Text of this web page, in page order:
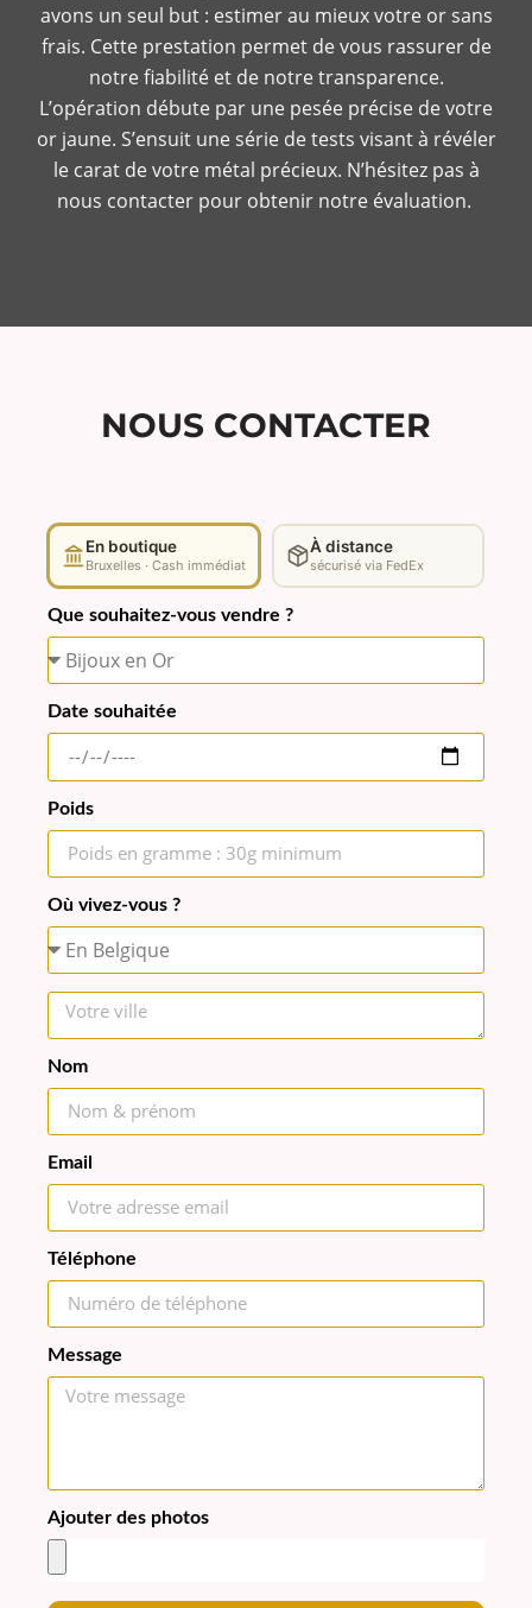
avons un seul but : estimer au mieux votre or sans
frais. Cette prestation permet de vous rassurer de
notre fiabilité et de notre transparence.
L’opération débute par une pesée précise de votre
or jaune. S’ensuit une série de tests visant à révéler
le carat de votre métal précieux. N’hésitez pas à
nous contacter pour obtenir notre évaluation.
NOUS CONTACTER
En boutique
Bruxelles · Cash immédiat
À distance
sécurisé via FedEx
Que souhaitez-vous vendre ?
Date souhaitée
Poids
Où vivez-vous ?
Nom
Email
Téléphone
Message
Ajouter des photos